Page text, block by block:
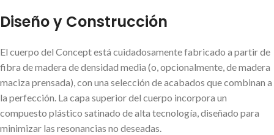
Diseño y Construcción
El cuerpo del Concept está cuidadosamente fabricado a partir de
fibra de madera de densidad media (o, opcionalmente, de madera
maciza prensada), con una selección de acabados que combinan a
la perfección. La capa superior del cuerpo incorpora un
compuesto plástico satinado de alta tecnología, diseñado para
minimizar las resonancias no deseadas.